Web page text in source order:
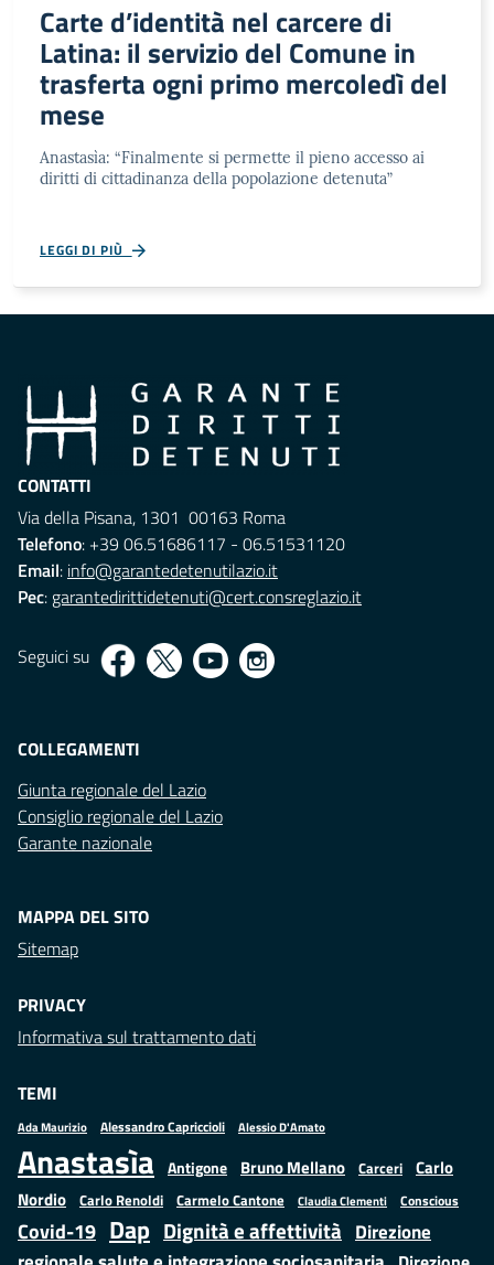
Carte d’identità nel carcere di
Latina: il servizio del Comune in
trasferta ogni primo mercoledì del
mese
Anastasìa: “Finalmente si permette il pieno accesso ai
diritti di cittadinanza della popolazione detenuta”
LEGGI DI PIÙ
CONTATTI
Via della Pisana, 1301 00163 Roma
Telefono: +39 06.51686117 - 06.51531120
Email: info@garantedetenutilazio.it
Pec: garantedirittidetenuti@cert.consreglazio.it
Seguici su
COLLEGAMENTI
Giunta regionale del Lazio
Consiglio regionale del Lazio
Garante nazionale
MAPPA DEL SITO
Sitemap
PRIVACY
Informativa sul trattamento dati
TEMI
Ada Maurizio Alessandro Capriccioli Alessio D'Amato
Anastasìa Antigone Bruno Mellano Carceri
Carlo
Nordio Carlo Renoldi Carmelo Cantone Claudia Clementi Conscious
Covid-19 Dap Dignità e affettività Direzione